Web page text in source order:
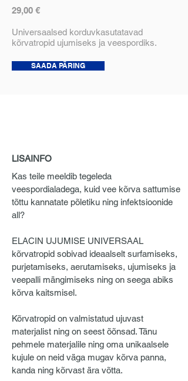
29,00 €
Universaalsed korduvkasutatavad
kõrvatropid ujumiseks ja veespordiks.
SAADA PÄRING
LISAINFO
Kas teile meeldib tegeleda
veespordialadega, kuid vee kõrva sattumise
tõttu kannatate põletiku ning infektsioonide
all?
ELACIN UJUMISE UNIVERSAAL
kõrvatropid sobivad ideaalselt surfamiseks,
purjetamiseks, aerutamiseks, ujumiseks ja
veepalli mängimiseks ning on seega abiks
kõrva kaitsmisel.
Kõrvatropid on valmistatud ujuvast
materjalist ning on seest õõnsad. Tänu
pehmele materjalile ning oma unikaalsele
kujule on neid väga mugav kõrva panna,
kanda ning kõrvast ära võtta.